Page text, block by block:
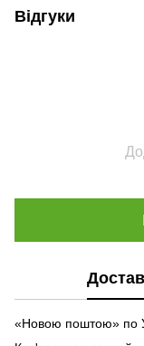
Відгуки
«Новою поштою» по